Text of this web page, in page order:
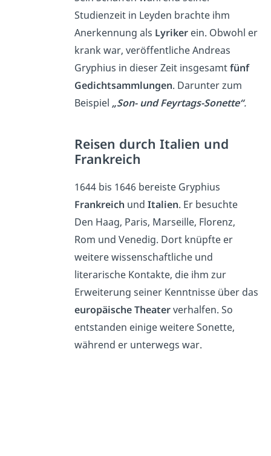
Studienzeit in Leyden brachte ihm
Anerkennung als Lyriker ein. Obwohl er
krank war, veröffentliche Andreas
Gryphius in dieser Zeit insgesamtfünf
Gedichtsammlungen. Darunter zum
Beispiel „Son- und Feyrtags-Sonette“.
Reisen durch Italien und
Frankreich
1644 bis 1646 bereiste Gryphius
Frankreich undItalien. Er besuchte
Den Haag, Paris, Marseille, Florenz,
Rom und Venedig. Dort knüpfte er
weitere wissenschaftliche und
literarische Kontakte, die ihm zur
Erweiterung seiner Kenntnisse über das
europäische Theaterverhalfen. So
entstanden einige weitere Sonette,
während er unterwegs war.